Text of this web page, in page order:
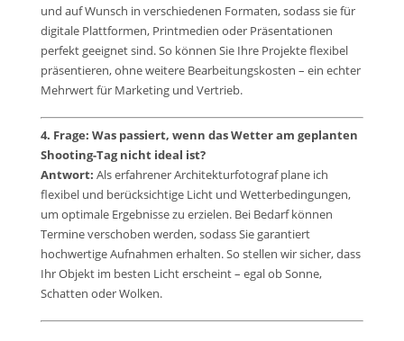
und auf Wunsch in verschiedenen Formaten, sodass sie für
digitale Plattformen, Printmedien oder Präsentationen
perfekt geeignet sind. So können Sie Ihre Projekte flexibel
präsentieren, ohne weitere Bearbeitungskosten – ein echter
Mehrwert für Marketing und Vertrieb.
4. Frage: Was passiert, wenn das Wetter am geplanten
Shooting-Tag nicht ideal ist?
Antwort: Als erfahrener Architekturfotograf plane ich
flexibel und berücksichtige Licht und Wetterbedingungen,
um optimale Ergebnisse zu erzielen. Bei Bedarf können
Termine verschoben werden, sodass Sie garantiert
hochwertige Aufnahmen erhalten. So stellen wir sicher, dass
Ihr Objekt im besten Licht erscheint – egal ob Sonne,
Schatten oder Wolken.